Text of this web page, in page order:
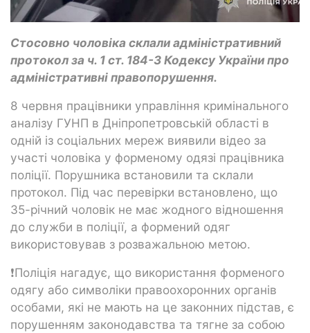
Стосовно чоловіка склали адміністративний
протокол за ч. 1 ст. 184-3 Кодексу України про
адміністративні правопорушення.
8 червня працівники управління кримінального
аналізу ГУНП в Дніпропетровській області в
одній із соціальних мереж виявили відео за
участі чоловіка у форменому одязі працівника
поліції. Порушника встановили та склали
протокол. Під час перевірки встановлено, що
35-річний чоловік не має жодного відношення
до служби в поліції, а формений одяг
використовував з розважальною метою.
❗️Поліція нагадує, що використання форменого
одягу або символіки правоохоронних органів
особами, які не мають на це законних підстав, є
порушенням законодавства та тягне за собою